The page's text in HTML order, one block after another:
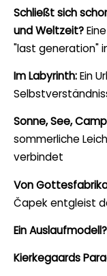
Schließt sich
und Weltzeit?
"last generation"
Im Labyrinth:Ein
Sonne, See,
sommerliche
verbindet
Von
Čapek entgleist
Ein Auslaufmodell?
Kierkegaards